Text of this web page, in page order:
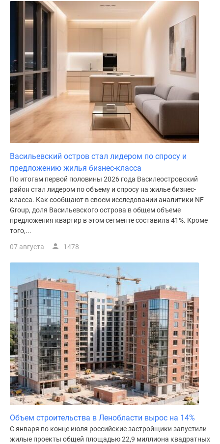
водоема
Коттеджные
поселки
ипотеку
Бизнес-
центры
Коттеджи
Траншевая
ипотека
Скидки
акции
Макс
Рассрочка
Васильевский остров стал лидером по спросу и
предложению жилья бизнес-класса
По итогам первой половины 2026 года Василеостровский
район стал лидером по объему и спросу на жилье бизнес-
класса. Как сообщают в своем исследовании аналитики NF
Group, доля Васильевского острова в общем объеме
предложения квартир в этом сегменте составила 41%. Кроме
того,...
07 августа 1478
Объем строительства в Ленобласти вырос на 14%
С января по конце июля российские застройщики запустили
жилые проекты общей площадью 22,9 миллиона квадратных